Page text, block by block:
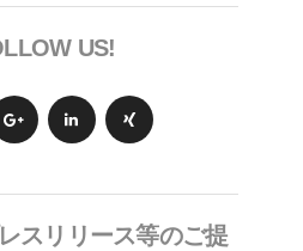
US!
スリリース等のご提